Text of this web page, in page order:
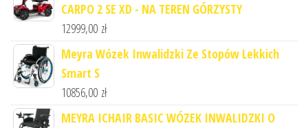
CARPO 2 SE XD - NA TEREN GÓRZYSTY
12999,00 zł
Meyra Wózek Inwalidzki Ze Stopów Lekkich
Smart S
10856,00 zł
MEYRA ICHAIR BASIC WÓZEK INWALIDZKI O